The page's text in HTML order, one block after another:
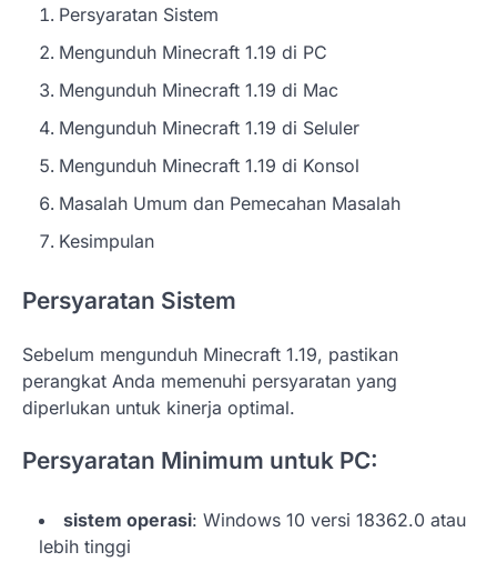
Persyaratan Sistem
Mengunduh Minecraft 1.19 di PC
Mengunduh Minecraft 1.19 di Mac
Mengunduh Minecraft 1.19 di Seluler
Mengunduh Minecraft 1.19 di Konsol
Masalah Umum dan Pemecahan Masalah
Kesimpulan
Persyaratan Sistem
Sebelum mengunduh Minecraft 1.19, pastikan
perangkat Anda memenuhi persyaratan yang
diperlukan untuk kinerja optimal.
Persyaratan Minimum untuk PC:
sistem operasi: Windows 10 versi 18362.0 atau
lebih tinggi